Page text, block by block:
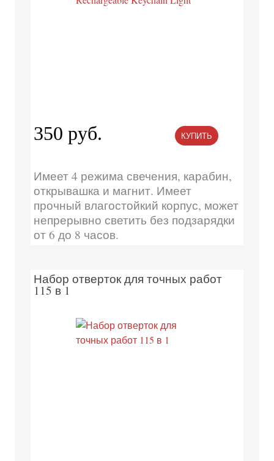
350 руб. КУПИТЬ
Имеет 4 режима свечения, карабин,
открывашка и магнит. Имеет
прочный влагостойкий корпус, может
непрерывно светить без подзарядки
от 6 до 8 часов.
Набор отверток для точных работ
115 в 1